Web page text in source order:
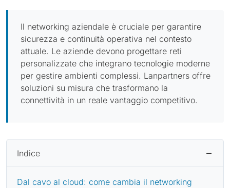
Il networking aziendale è cruciale per garantire
sicurezza e continuità operativa nel contesto
attuale. Le aziende devono progettare reti
personalizzate che integrano tecnologie moderne
per gestire ambienti complessi. Lanpartners offre
soluzioni su misura che trasformano la
connettività in un reale vantaggio competitivo.
Indice
Dal cavo al cloud: come cambia il networking